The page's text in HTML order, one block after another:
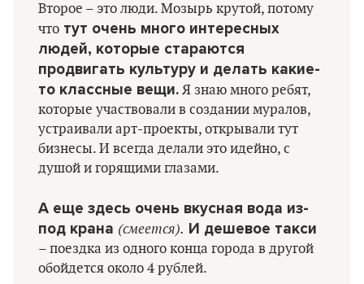
Второе – это люди. Мозырь крутой, потому
что тут очень много интересных
людей, которые стараются
продвигать культуру и делать какие-
то классные вещи. Я знаю много ребят,
которые участвовали в создании муралов,
устраивали арт-проекты, открывали тут
бизнесы. И всегда делали это идейно, с
душой и горящими глазами.
А еще здесь очень вкусная вода из-
под крана (смеется). И дешевое такси
– поездка из одного конца города в другой
обойдется около 4 рублей.